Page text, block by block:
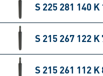
S 225 281 140 K
S 215 267 122 K
S 215 261 112 K